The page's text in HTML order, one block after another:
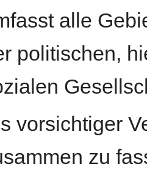
alle
politischen,
vorsichtiger
zu